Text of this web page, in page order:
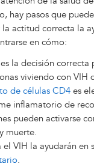
hay pasos que
actitud correcta la
en cómo:
la decisión correcta
viviendo con VIH
de células CD4 es
inflamatorio de
pueden activarse
muerte.
VIH la ayudarán en
.